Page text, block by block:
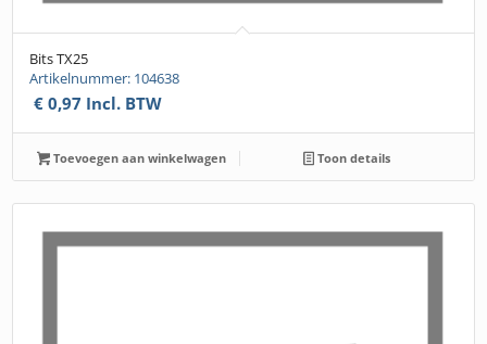
Bits TX25
Artikelnummer: 104638
€ 0,97 Incl. BTW
Toevoegen aan winkelwagen Toon details